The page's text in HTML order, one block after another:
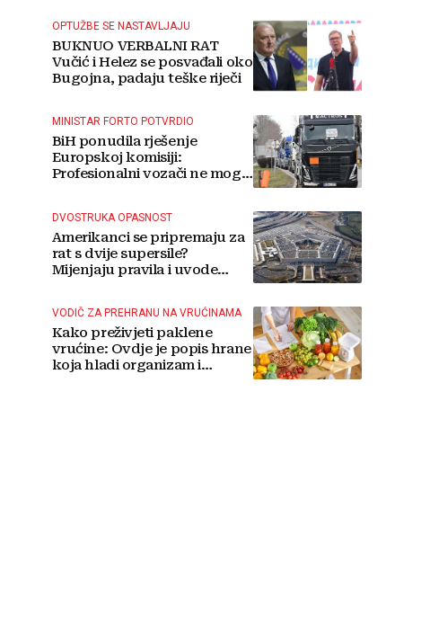
OPTUŽBE SE NASTAVLJAJU
BUKNUO VERBALNI RAT
Vučić i Helez se posvađali oko
Bugojna, padaju teške riječi
MINISTAR FORTO POTVRDIO
BiH ponudila rješenje
Europskoj komisiji:
Profesionalni vozači ne mogu
DVOSTRUKA OPASNOST
Amerikanci se pripremaju za
rat s dvije supersile?
Mijenjaju pravila i uvode
VODIČ ZA PREHRANU NA VRUĆINAMA
Kako preživjeti paklene
vrućine: Ovdje je popis hrane
koja hladi organizam i